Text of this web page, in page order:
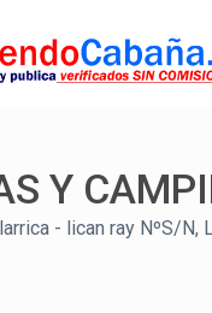
Y
- lican ray NºS/N,